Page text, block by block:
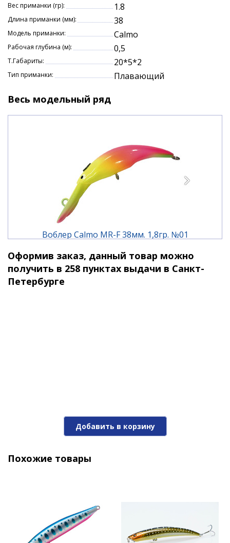
Вес приманки (гр): 1.8
Длина приманки (мм): 38
Модель приманки: Calmo
Рабочая глубина (м): 0,5
Т.Габариты: 20*5*2
Тип приманки: Плавающий
Весь модельный ряд
Воблер Calmo MR-F 38мм. 1,8гр. №01
1 750 ₽
Оформив заказ, данный товар можно
получить в 258 пунктах выдачи в Санкт-
Петербурге
Добавить в корзину
Похожие товары